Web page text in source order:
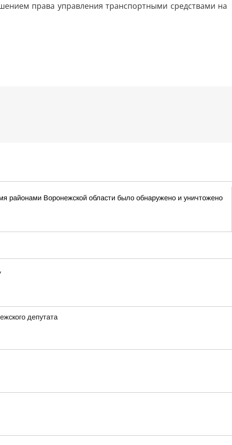
права управления транспортными средствами на
районами Воронежской области было обнаружено и уничтожено
депутата